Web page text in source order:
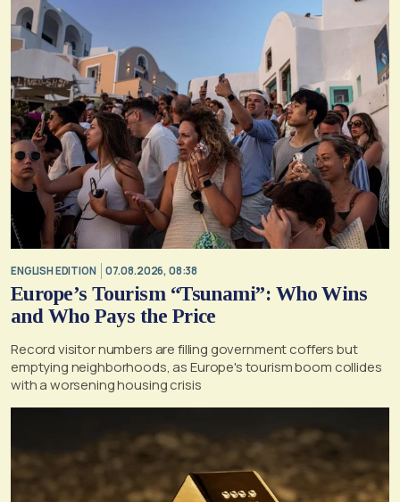
ENGLISH EDITION 07.08.2026, 08:38
Europe’s Tourism “Tsunami”: Who Wins
and Who Pays the Price
Record visitor numbers are filling government coffers but
emptying neighborhoods, as Europe's tourism boom collides
with a worsening housing crisis